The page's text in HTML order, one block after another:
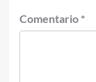
Comentario *